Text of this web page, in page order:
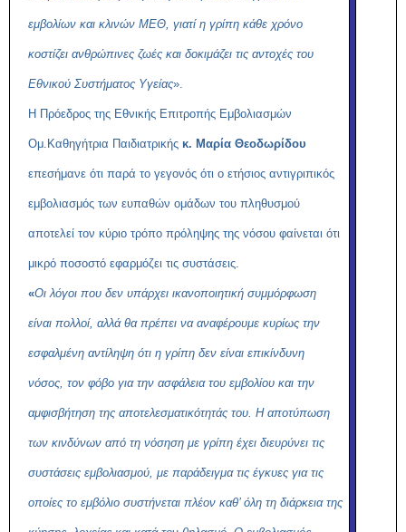
εμβολίων και κλινών ΜΕΘ, γιατί η γρίπη κάθε χρόνο
κοστίζει ανθρώπινες ζωές και δοκιμάζει τις αντοχές του
Εθνικού Συστήματος Υγείας».
Η Πρόεδρος της Εθνικής Επιτροπής Εμβολιασμών
Ομ.Καθηγήτρια Παιδιατρικής κ. Μαρία Θεοδωρίδου
επεσήμανε ότι παρά το γεγονός ότι ο ετήσιος αντιγριπικός
εμβολιασμός των ευπαθών ομάδων του πληθυσμού
αποτελεί τον κύριο τρόπο πρόληψης της νόσου φαίνεται ότι
μικρό ποσοστό εφαρμόζει τις συστάσεις.
«Οι λόγοι που δεν υπάρχει ικανοποιητική συμμόρφωση
είναι πολλοί, αλλά θα πρέπει να αναφέρουμε κυρίως την
εσφαλμένη αντίληψη ότι η γρίπη δεν είναι επικίνδυνη
νόσος, τον φόβο για την ασφάλεια του εμβολίου και την
αμφισβήτηση της αποτελεσματικότητάς του. Η αποτύπωση
των κινδύνων από τη νόσηση με γρίπη έχει διευρύνει τις
συστάσεις εμβολιασμού, με παράδειγμα τις έγκυες για τις
οποίες το εμβόλιο συστήνεται πλέον καθ’ όλη τη διάρκεια της